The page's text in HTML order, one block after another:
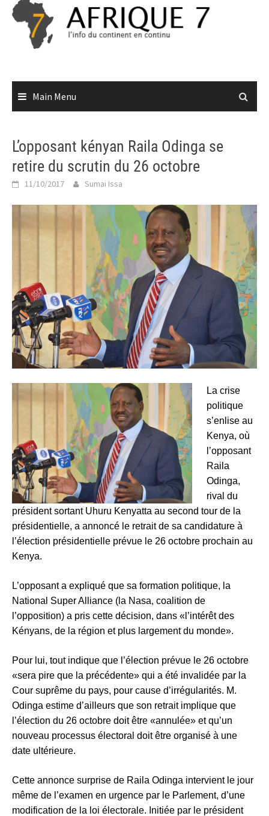
Skip
content
Main Menu
L’opposant kényan Raila Odinga se
retire du scrutin du 26 octobre
11/10/2017 Sumai Issa
La crise
politique
s’enlise au
Kenya, où
l’opposant
Raila
Odinga,
rival du
président sortant Uhuru Kenyatta au second tour de la
présidentielle, a annoncé le retrait de sa candidature à
l’élection présidentielle prévue le 26 octobre prochain au
Kenya.
L’opposant a expliqué que sa formation politique, la
National Super Alliance (la Nasa, coalition de
l’opposition) a pris cette décision, dans «l’intérêt des
Kényans, de la région et plus largement du monde».
Pour lui, tout indique que l’élection prévue le 26 octobre
«sera pire que la précédente» qui a été invalidée par la
Cour suprême du pays, pour cause d’irrégularités. M.
Odinga estime d’ailleurs que son retrait implique que
l’élection du 26 octobre doit être «annulée» et qu’un
nouveau processus électoral doit être organisé à une
date ultérieure.
Cette annonce surprise de Raila Odinga intervient le jour
même de l’examen en urgence par le Parlement, d’une
modification de la loi électorale. Initiée par le président